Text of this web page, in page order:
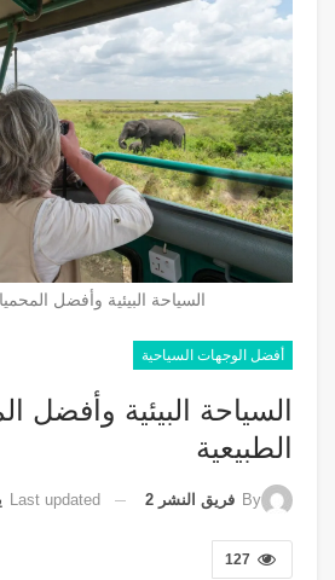
السياحة البيئية وأفضل
أفضل الوجهات السياحية
السياحة البيئية وأفضل
الطبيعية
By فريق النشر 2 Last updated
127